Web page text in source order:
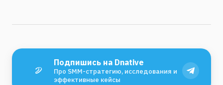
Подпишись на Dnative
Про SMM-стратегию, исследования и
эффективные кейсы